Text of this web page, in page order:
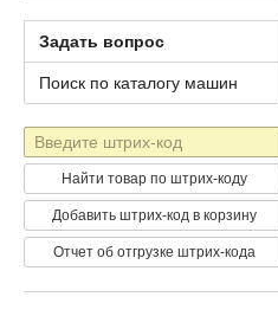
Задать вопрос
Поиск по каталогу машин
Штрих-
код
Найти товар по штрих-коду
Добавить штрих-код в корзину
Отчет об отгрузке штрих-кода